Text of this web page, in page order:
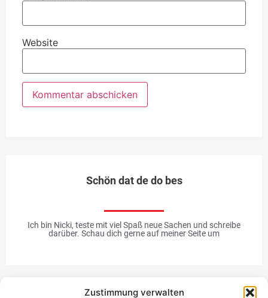
Zustimmung verwalten
Website
Schön dat de do bes
Ich bin Nicki, teste mit viel Spaß neue Sachen und schreibe
darüber. Schau dich gerne auf meiner Seite um